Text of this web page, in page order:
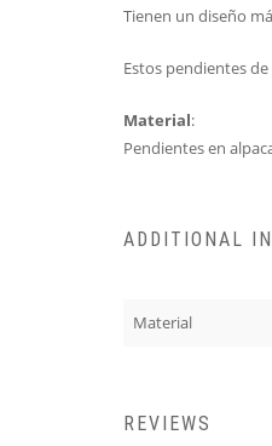
Tienen un diseño
Estos pendientes
Material:
Pendientes en
ADDITIONAL
Material
REVIEWS